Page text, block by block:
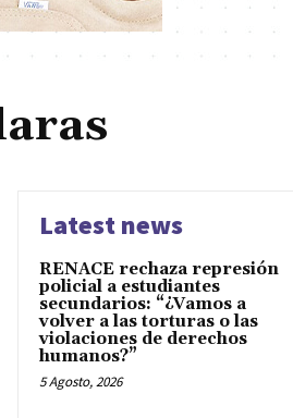
Latest news
RENACE rechaza represión
policial a estudiantes
secundarios: “¿Vamos a
volver a las torturas o las
violaciones de derechos
humanos?”
5 Agosto, 2026